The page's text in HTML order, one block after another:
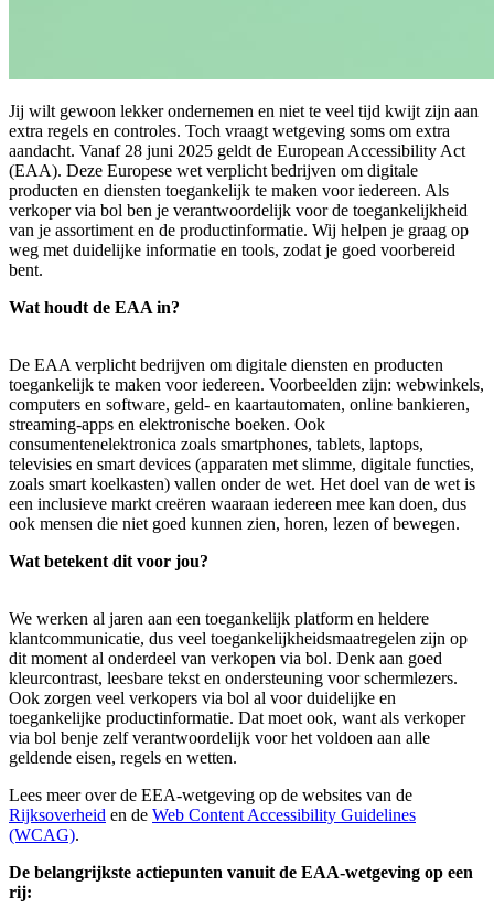
Jij wilt gewoon lekker ondernemen en niet te veel tijd kwijt zijn aan
extra regels en controles. Toch vraagt wetgeving soms om extra
aandacht. Vanaf 28 juni 2025 geldt de European Accessibility Act
(EAA). Deze Europese wet verplicht bedrijven om digitale
producten en diensten toegankelijk te maken voor iedereen. Als
verkoper via bol ben je verantwoordelijk voor de toegankelijkheid
van je assortiment en de productinformatie. Wij helpen je graag op
weg met duidelijke informatie en tools, zodat je goed voorbereid
bent.
Wat houdt de EAA in?
De EAA verplicht bedrijven om digitale diensten en producten
toegankelijk te maken voor iedereen. Voorbeelden zijn: webwinkels,
computers en software, geld- en kaartautomaten, online bankieren,
streaming-apps en elektronische boeken. Ook
consumentenelektronica zoals smartphones, tablets, laptops,
televisies en smart devices (apparaten met slimme, digitale functies,
zoals smart koelkasten) vallen onder de wet. Het doel van de wet is
een inclusieve markt creëren waaraan iedereen mee kan doen, dus
ook mensen die niet goed kunnen zien, horen, lezen of bewegen.
Wat betekent dit voor jou?
We werken al jaren aan een toegankelijk platform en heldere
klantcommunicatie, dus veel toegankelijkheidsmaatregelen zijn op
dit moment al onderdeel van verkopen via bol. Denk aan goed
kleurcontrast, leesbare tekst en ondersteuning voor schermlezers.
Ook zorgen veel verkopers via bol al voor duidelijke en
toegankelijke productinformatie. Dat moet ook, want als verkoper
via bol benje zelf verantwoordelijk voor het voldoen aan alle
geldende eisen, regels en wetten.
Lees meer over de EEA-wetgeving op de websites van de
Rijksoverheid en de Web Content Accessibility Guidelines
(WCAG).
De belangrijkste actiepunten vanuit de EAA-wetgeving op een
rij: